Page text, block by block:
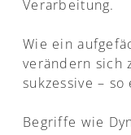
Verarbeitung.
Wie ein
verändern sich
sukzessive –
Begriffe wie